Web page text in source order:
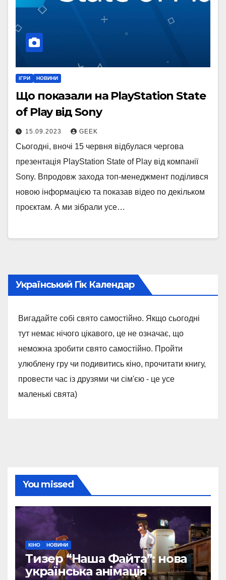
ІГРИ НОВИНИ
Що показали на PlayStation State
of Play від Sony
15.09.2023 GEEK
Сьогодні, вночі 15 червня відбулася чергова
презентація PlayStation State of Play від компанії
Sony. Впродовж захода топ-менеджмент поділився
новою інформацією та показав відео по декільком
проєктам. А ми зібрали усе…
Український Гік Календар
Вигадайте собі свято самостійно. Якщо сьогодні
тут немає нічого цікавого, це не означає, що
неможна зробити свято самостійно. Пройти
улюблену гру чи подивитись кіно, прочитати книгу,
провести час із друзями чи сім'єю - це усе
маленькі свята)
You missed
КІНО НОВИНИ
Тизер “Наша Файта”: нова
українська анімація